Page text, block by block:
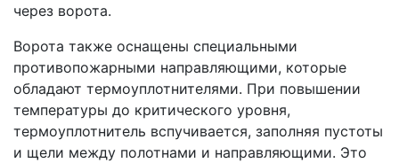
через ворота.
Ворота также оснащены специальными
противопожарными направляющими, которые
обладают термоуплотнителями. При повышении
температуры до критического уровня,
термоуплотнитель вспучивается, заполняя пустоты
и щели между полотнами и направляющими. Это